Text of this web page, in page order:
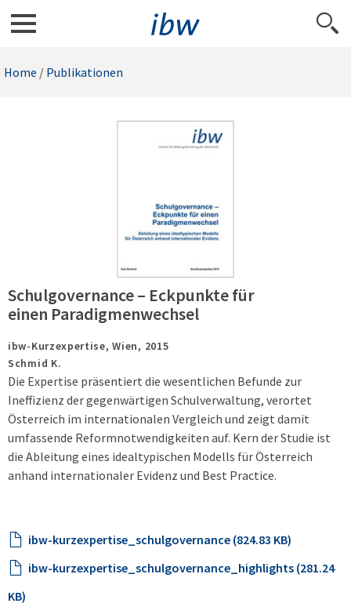
Home / Publikationen
Schulgovernance – Eckpunkte für
einen Paradigmenwechsel
ibw-Kurzexpertise,Wien, 2015
Schmid K.
Die Expertise präsentiert die wesentlichen Befunde zur
Ineffizienz der gegenwärtigen Schulverwaltung, verortet
Österreich im internationalen Vergleich und zeigt damit
umfassende Reformnotwendigkeiten auf. Kern der Studie ist
die Ableitung eines idealtypischen Modells für Österreich
anhand internationaler Evidenz und Best Practice.
ibw-kurzexpertise_schulgovernance (824.83 KB)
ibw-kurzexpertise_schulgovernance_highlights (281.24
KB)